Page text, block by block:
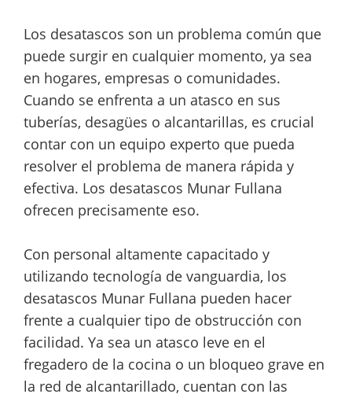
Los desatascos son un problema común que
puede surgir en cualquier momento, ya sea
en hogares, empresas o comunidades.
Cuando se enfrenta a un atasco en sus
tuberías, desagües o alcantarillas, es crucial
contar con un equipo experto que pueda
resolver el problema de manera rápida y
efectiva. Los desatascos Munar Fullana
ofrecen precisamente eso.
Con personal altamente capacitado y
utilizando tecnología de vanguardia, los
desatascos Munar Fullana pueden hacer
frente a cualquier tipo de obstrucción con
facilidad. Ya sea un atasco leve en el
fregadero de la cocina o un bloqueo grave en
la red de alcantarillado, cuentan con las